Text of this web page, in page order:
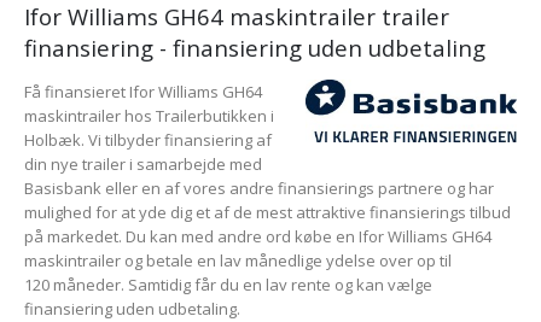
Ifor Williams GH64 maskintrailer trailer
finansiering - finansiering uden udbetaling
Få finansieret Ifor Williams GH64
maskintrailer hos Trailerbutikken i
Holbæk. Vi tilbyder finansiering af
din nye trailer i samarbejde med
Basisbank eller en af vores andre finansierings partnere og har
mulighed for at yde dig et af de mest attraktive finansierings tilbud
på markedet. Du kan med andre ord købe en Ifor Williams GH64
maskintrailer og betale en lav månedlige ydelse over op til
120 måneder. Samtidig får du en lav rente og kan vælge
finansiering uden udbetaling.